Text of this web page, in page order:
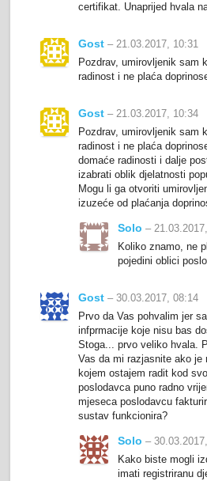
certifikat. Unaprijed hvala
Gost – 21.03.2017, 10:31
Pozdrav, umirovljenik sam
radinost i ne plaća
Gost – 21.03.2017, 10:34
Pozdrav, umirovljenik sam
radinost i ne plaća
domaće radinosti i dalje
izabrati oblik djelatnosti
Mogu li ga otvoriti
izuzeće od plaćanja
Solo –
Koliko znamo, ne
pojedini oblici
Gost – 30.03.2017, 08:14
Prvo da Vas pohvalim jer
infprmacije koje nisu bas
Stoga... prvo veliko hvala.
Vas da mi razjasnite ako je
kojem ostajem radit kod
poslodavca puno radno
mjeseca poslodavcu
sustav funkcionira?
Solo –
Kako biste mogli
imati registriranu